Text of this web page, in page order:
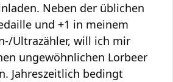
Neben der üblichen
und +1 in meinem
Ultrazähler, will ich mir
ungewöhnlichen Lorbeer
Jahreszeitlich bedingt